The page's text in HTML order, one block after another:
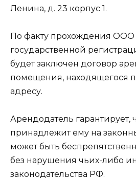
Ленина, д. 23 корпус 1.
По факту прохождения ООО
государственной
будет заключен договор
помещения, находящегося
адресу.
Арендодатель
принадлежит ему на
может быть
без нарушения чьих-либо
законодательства РФ.